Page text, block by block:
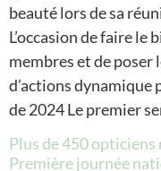
beauté lors de sa
L’occasion de faire le
membres et de poser
d’actions dynamique
de 2024 Le premier
Plus de 450 opticiens
Première journée